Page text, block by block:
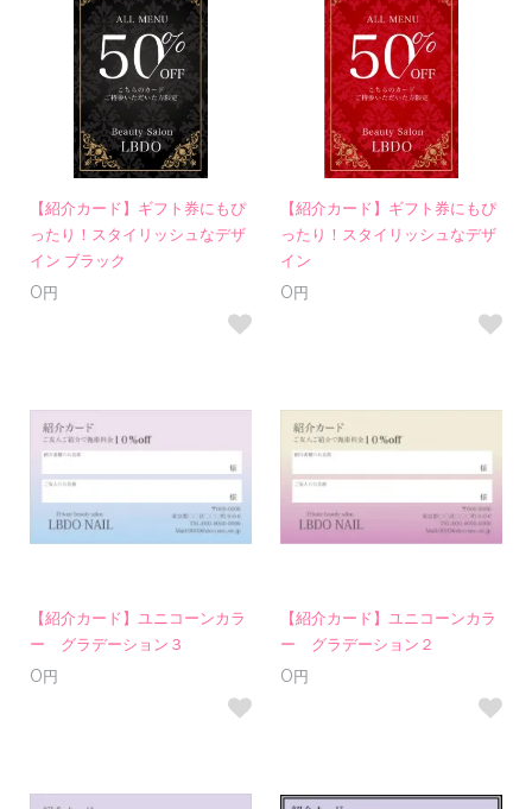
【紹介カード】ギフト券にもぴ
ったり！スタイリッシュなデザ
イン ブラック
0円
【紹介カード】ギフト券にもぴ
ったり！スタイリッシュなデザ
イン
0円
【紹介カード】ユニコーンカラ
ー グラデーション３
0円
【紹介カード】ユニコーンカラ
ー グラデーション２
0円